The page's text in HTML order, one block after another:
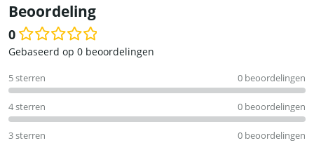
Beoordeling
0
Waardering
uit
5
Gebaseerd op 0 beoordelingen
5 sterren 0 beoordelingen
4 sterren 0 beoordelingen
3 sterren 0 beoordelingen